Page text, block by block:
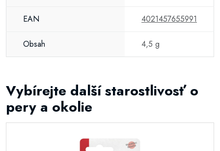
EAN 4021457655991
Obsah 4,5 g
Vybírejte další starostlivosť o
pery a okolie